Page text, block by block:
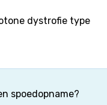
dystrofie type
spoedopname?